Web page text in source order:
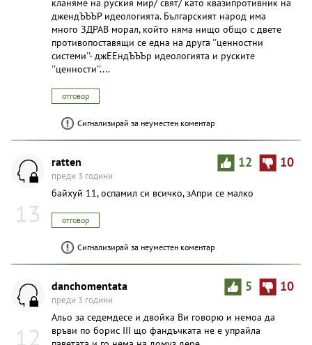
кланяме на руския мир/ свят/ като квазипротивник на
джендЪЪЪР идеологията. Българският народ има
много ЗДРАВ морал, който няма нищо общо с двете
противопоставящи се една на друга ''ценностни
системи''- джЕЕндЪЪЪр идеологията и руските
''ценности''....
отговор
Сигнализирай за неуместен коментар
13
12 10
ratten
преди 3 години
байxyй 11, оспамил си всичко, зАпри се малко
отговор
Сигнализирай за неуместен коментар
12
5 10
danchomentata
преди 3 години
Альо за седемдесе и двойка Ви говорю и немоа да
връви по борис III що фандъчката не е упрайла